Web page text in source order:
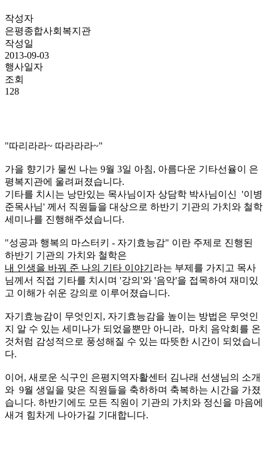
작성자
은평종합사회복지관
작성일
2013-09-03
행사일자
조회
128
"따리라라~ 따라라라~"
가을 향기가 물씬 나는 9월 3일 아침, 아름다운 기타선율이 은
평복지관에 울려퍼졌습니다.
기타를 치시는 낭만있는 목사님이자 상담학 박사님이신 '이병
준목사님' 께서 직원들을 대상으로 하반기 기관의 가치와 철학
세미나를 진행해주셨습니다.
"성공과 행복의 마스터키 - 자기효능감" 이란 주제로 진행된
하반기 기관의 가치와 철학은
내 인생을 바꿔 준 나의 기타 이야기 라는 부제를 가지고 목사
님께서 직접 기타를 치시며 '강의'와 '음악'을 접목하여 재미있
고 이해가 쉬운 강의로 이루어졌습니다.
자기효능감이 무엇인지, 자기효능감을 높이는 방법은 무엇인
지 알 수 있는 세미나가 되었을뿐만 아니라, 마치 음악회를 온
것처럼 감성적으로 풍성해질 수 있는 따뜻한 시간이 되었습니
다.
이어, 새로운 식구인 은평지역자활센터 김나래 선생님의 소개
와 9월 생일을 맞은 직원들을 축하하며 축복하는 시간을 가졌
습니다. 하반기에도 모든 직원이 기관의 가치와 정신을 마음에
새겨 힘차게 나아가길 기대합니다.